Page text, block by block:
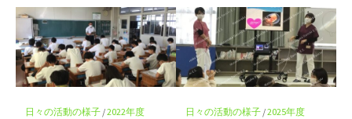
日々の活動の様子/2022年度 日々の活動の様子/2025年度